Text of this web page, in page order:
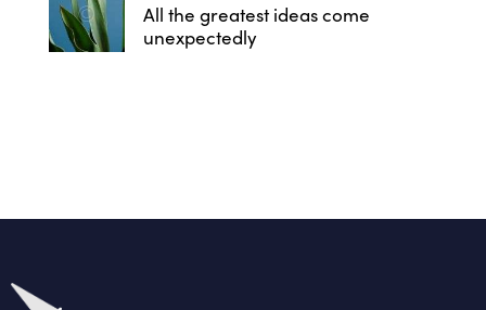
All the greatest ideas come
unexpectedly